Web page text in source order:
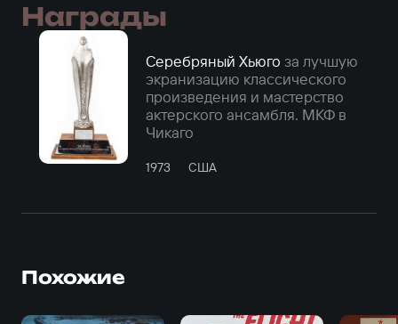
Награды
Серебряный Хьюго за лучшую
экранизацию классического
произведения и мастерство
актерского ансамбля. МКФ в
Чикаго
1973 США
Похожие